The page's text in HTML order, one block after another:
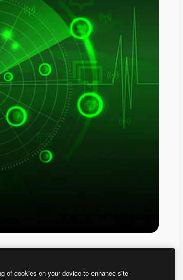
of cookies on your device to enhance site